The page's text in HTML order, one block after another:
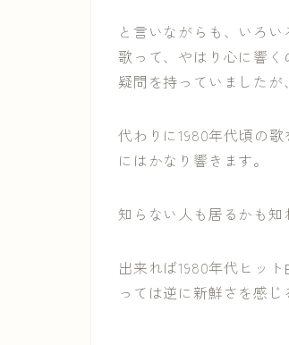
と言いながらも、いろ
歌って、やはり心に響
疑問を持っていましたが
代わりに1980年代頃の
にはかなり響きます。
知らない人も居るかも知
出来れば1980年代ヒッ
っては逆に新鮮さを感じ